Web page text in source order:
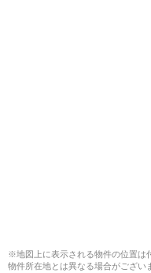
※地図上に表示される物件の位置は
物件所在地とは異なる場合がござい